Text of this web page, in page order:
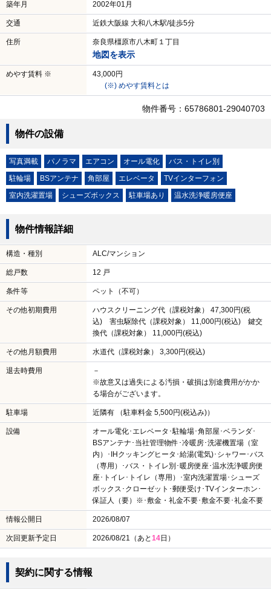
築年月 2002年01月
交通 近鉄大阪線 大和八木駅/徒歩5分
住所 奈良県橿原市八木町１丁目
地図を表示
めやす賃料 ※
43,000円
(※) めやす賃料とは
物件番号：65786801-29040703
物件の設備
写真満載 パノラマ エアコン オール電化
バス・トイレ別
駐輪場
BSアンテナ 角部屋 エレベータ
TVインターフォン
室内洗濯置場
シューズボックス 駐車場あり 温水洗浄暖房便座
物件情報詳細
構造・種別 ALC/マンション
総戸数 12 戸
条件等 ペット（不可）
その他初期費用
ハウスクリーニング代（課税対象） 47,300円(税
込) 害虫駆除代（課税対象） 11,000円(税込) 鍵交
換代（課税対象） 11,000円(税込)
その他月額費用 水道代（課税対象） 3,300円(税込)
退去時費用
－
※故意又は過失による汚損・破損は別途費用がかか
る場合がございます。
駐車場 近隣有 （駐車料金 5,500円(税込み)）
設備
オール電化･エレベータ･駐輪場･角部屋･ベランダ･
BSアンテナ･当社管理物件･冷暖房･洗濯機置場（室
内）･IHクッキングヒータ･給湯(電気)･シャワー･バス
（専用）･バス・トイレ別･暖房便座･温水洗浄暖房便
座･トイレ･トイレ（専用）･室内洗濯置場･シューズ
ボックス･クローゼット･郵便受け･TVインターホン･
保証人（要）※･敷金・礼金不要･敷金不要･礼金不要
情報公開日 2026/08/07
次回更新予定日 2026/08/21（あと14日）
契約に関する情報